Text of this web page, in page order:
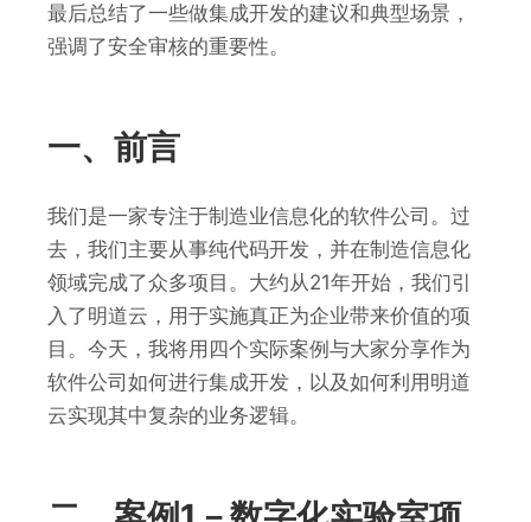
最后总结了一些做集成开发的建议和典型场景，
强调了安全审核的重要性。
一、前言
我们是一家专注于制造业信息化的软件公司。过
去，我们主要从事纯代码开发，并在制造信息化
领域完成了众多项目。大约从21年开始，我们引
入了明道云，用于实施真正为企业带来价值的项
目。今天，我将用四个实际案例与大家分享作为
软件公司如何进行集成开发，以及如何利用明道
云实现其中复杂的业务逻辑。